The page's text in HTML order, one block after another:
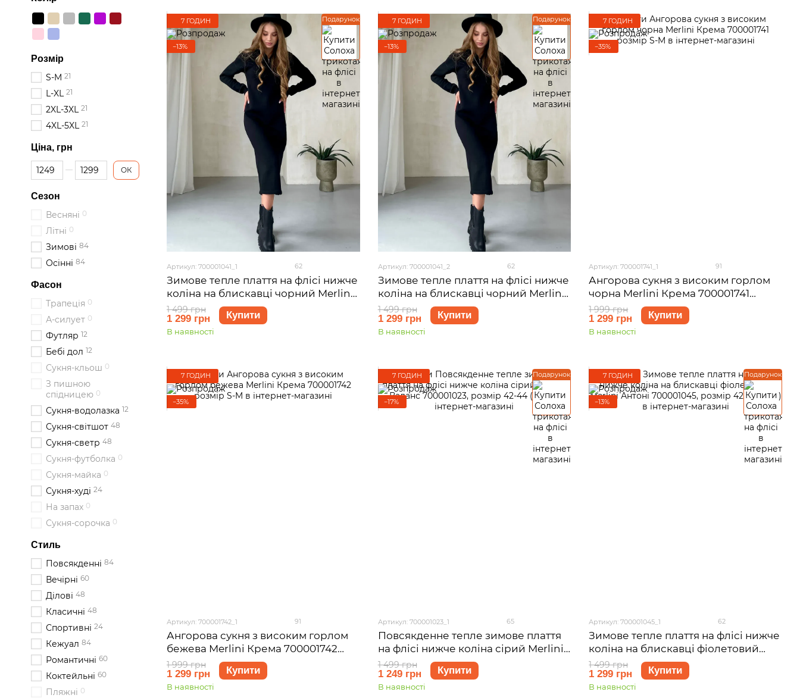
Подарунок
7 ГОДИН
−13%
Артикул: 700001041_1 62
Зимове тепле плаття на флісі нижче
коліна на блискавці чорний Merlini
Антоні 700001041, розмір 42-44 (S-M)
1 499 грн
1 299 грн Купити
В наявності
Подарунок
7 ГОДИН
−13%
Артикул: 700001041_2 62
Зимове тепле плаття на флісі нижче
коліна на блискавці чорний Merlini
Антоні 700001041, розмір 46-48 (L-
XL)
1 499 грн
1 299 грн Купити
В наявності
7 ГОДИН
−35%
Артикул: 700001741_1 91
Ангорова сукня з високим горлом
чорна Merlini Крема 700001741
розмір S-M
1 999 грн
1 299 грн Купити
В наявності
7 ГОДИН
−35%
Артикул: 700001742_1 91
Ангорова сукня з високим горлом
бежева Merlini Крема 700001742
розмір S-M
1 999 грн
1 299 грн Купити
В наявності
Подарунок
7 ГОДИН
−17%
Артикул: 700001023_1 65
Повсякденне тепле зимове плаття
на флісі нижче коліна сірий Merlini
Валанс 700001023, розмір 42-44 (S-
M)
1 499 грн
1 249 грн Купити
В наявності
Подарунок
7 ГОДИН
−13%
Артикул: 700001045_1 62
Зимове тепле плаття на флісі нижче
коліна на блискавці фіолетовий
Merlini Антоні 700001045, розмір 42-
44 (S-M)
1 499 грн
1 299 грн Купити
В наявності
Розмір
S-M 21
L-XL 21
2XL-3XL 21
4XL-5XL 21
Ціна, грн
Від Ціна, грн
До Ціна, грн ОК
Сезон
Весняні 0
Літні 0
Зимові 84
Осінні 84
Фасон
Трапеція 0
А-силует 0
Футляр 12
Бебі дол 12
Сукня-кльош 0
З пишною
спідницею 0
Сукня-водолазка 12
Сукня-світшот 48
Сукня-светр 48
Сукня-футболка 0
Сукня-майка 0
Сукня-худі 24
На запах 0
Сукня-сорочка 0
Стиль
Повсякденні 84
Вечірні 60
Ділові 48
Класичні 48
Спортивні 24
Кежуал 84
Романтичні 60
Коктейльні 60
Пляжні 0